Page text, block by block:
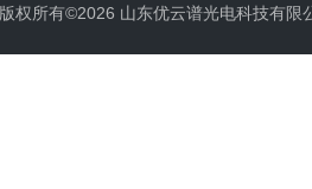
版权所有©2026 山东优云谱光电科技有